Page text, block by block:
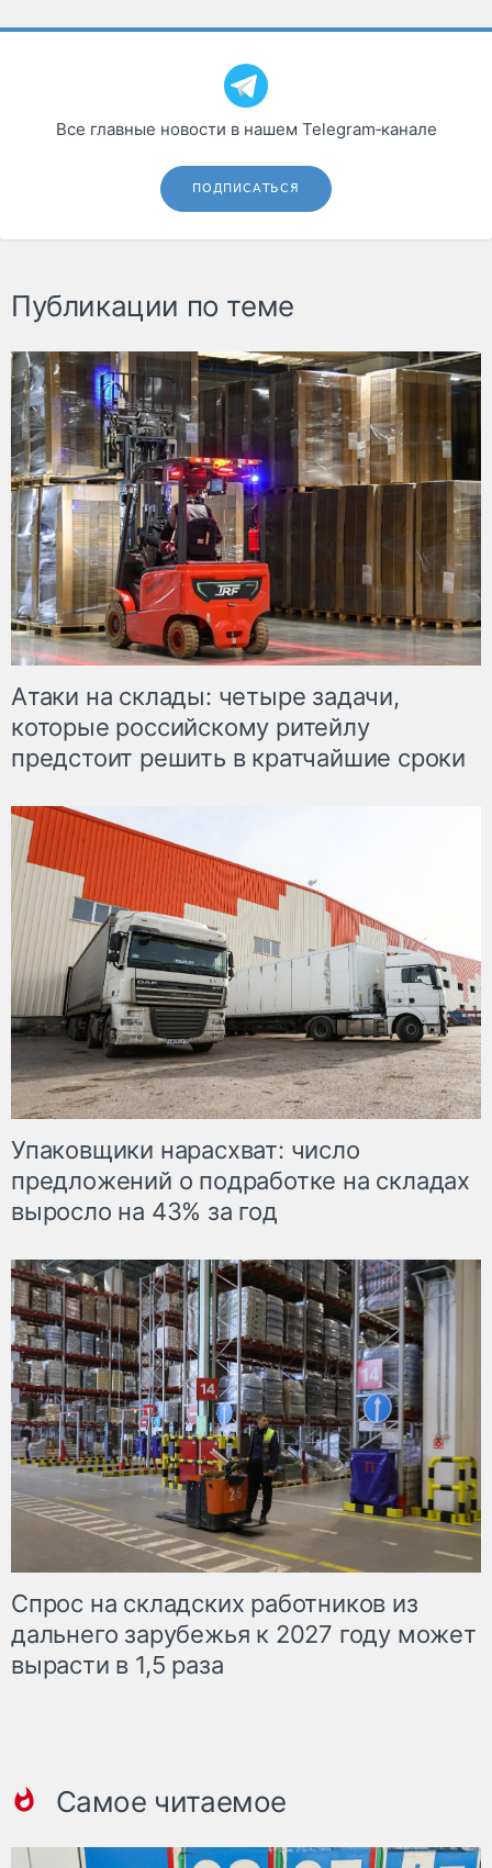
Все главные новости в нашем Telegram‑канале
ПОДПИСАТЬСЯ
Публикации по теме
Атаки на склады: четыре задачи,
которые российскому ритейлу
предстоит решить в кратчайшие сроки
Упаковщики нарасхват: число
предложений о подработке на складах
выросло на 43% за год
Спрос на складских работников из
дальнего зарубежья к 2027 году может
вырасти в 1,5 раза
Самое читаемое